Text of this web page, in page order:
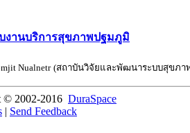
งานบริการสุขภาพปฐมภูมิ
Nualnetr (สถาบันวิจัยและพัฒนาระบบสุขภ
© 2002-2016 DuraSpace
| Send Feedback